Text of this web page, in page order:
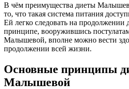
В чём преимущества диеты
то, что такая система питания
Ей легко следовать на продолжении
принципе, вооружившись
Малышевой, вполне можно вести
продолжении всей жизни.
Основные принципы
Малышевой